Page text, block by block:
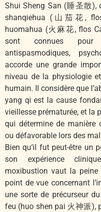
Shui Sheng San (睡圣散),
shanqiehua (山茄花,
huomahua (火麻花, flos
sont connues pour
antispasmodiques,
accorde une grande
niveau de la physiologie
humain. Il considère que
yang qi est la cause
vieillesse prématurée, et la
qui détermine de manière
ou défavorable lors des
Bien qu’il fut peut-être un
son expérience
moxibustion vaut la peine
point de vue concernant
une sorte de précurseur
feu (huo shen pai 火神派),